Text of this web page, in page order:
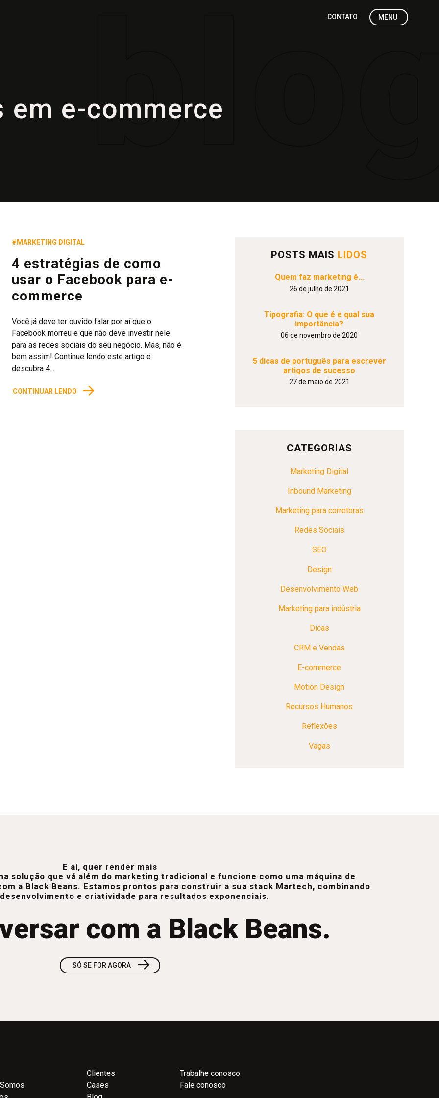
CONTATO MENU
em e-commerce
#MARKETING DIGITAL
4 estratégias de como
usar o Facebook para e-
commerce
Você já deve ter ouvido falar por aí que o
Facebook morreu e que não deve investir nele
para as redes sociais do seu negócio. Mas, não é
bem assim! Continue lendo este artigo e
descubra 4...
CONTINUAR LENDO →
POSTS MAIS LIDOS
Quem faz marketing é…
26 de julho de 2021
Tipografia: O que é e qual sua
importância?
06 de novembro de 2020
5 dicas de português para escrever
artigos de sucesso
27 de maio de 2021
CATEGORIAS
Marketing Digital
Inbound Marketing
Marketing para corretoras
Redes Sociais
SEO
Design
Desenvolvimento Web
Marketing para indústria
Dicas
CRM e Vendas
E-commerce
Motion Design
Recursos Humanos
Reflexões
Vagas
E ai, quer render mais
solução que vá além do marketing tradicional e funcione como uma máquina de
a Black Beans. Estamos prontos para construir a sua stack Martech, combinando
e criatividade para resultados exponenciais.
com a Black Beans.
SÓ SE FOR AGORA →
Clientes
Cases
Trabalhe conosco
Fale conosco